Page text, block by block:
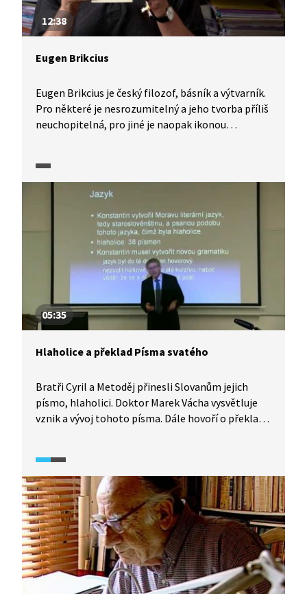
12:38
Eugen Brikcius
Eugen Brikcius je český filozof, básník a výtvarník.
Pro některé je nesrozumitelný a jeho tvorba příliš
neuchopitelná, pro jiné je naopak ikonou
proti omezování lidských svobod, proti
nevzdělanosti a diktátu materiálního světa.
05:35
Hlaholice a překlad Písma svatého
Bratři Cyril a Metoděj přinesli Slovanům jejich
písmo, hlaholici. Doktor Marek Vácha vysvětluje
vznik a vývoj tohoto písma. Dále hovoří o překladu
ale i kulturního.